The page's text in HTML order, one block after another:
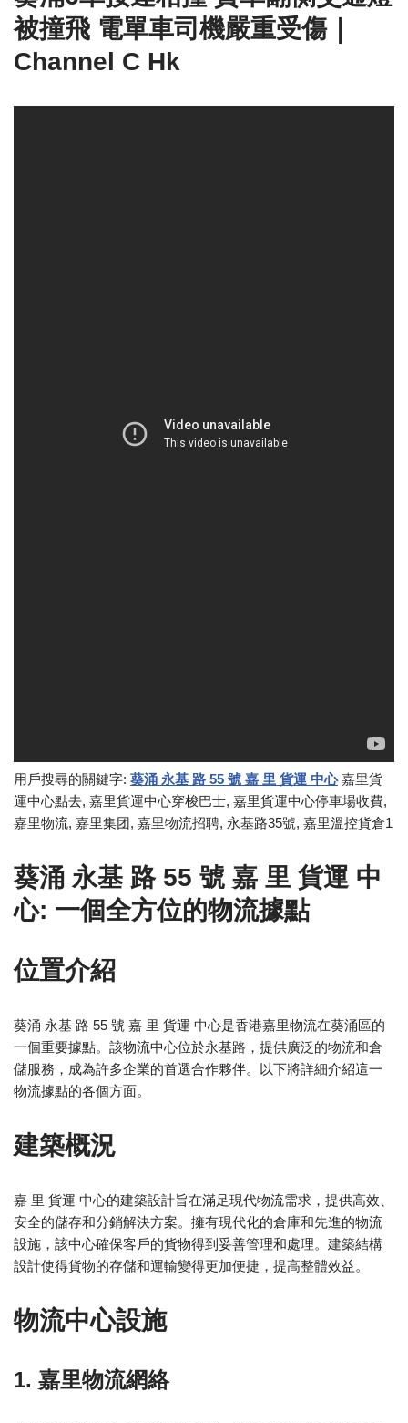
被撞飛 電單車司機嚴重受傷｜
Channel C Hk
用戶搜尋的關鍵字: 葵涌 永基 路 55 號 嘉 里 貨運 中心嘉里貨
運中心點去, 嘉里貨運中心穿梭巴士, 嘉里貨運中心停車場收費,
嘉里物流, 嘉里集团, 嘉里物流招聘, 永基路35號, 嘉里溫控貨倉1
葵涌 永基 路 55 號 嘉 里 貨運 中
心: 一個全方位的物流據點
位置介紹
葵涌 永基 路 55 號 嘉 里 貨運 中心是香港嘉里物流在葵涌區的
一個重要據點。該物流中心位於永基路，提供廣泛的物流和倉
儲服務，成為許多企業的首選合作夥伴。以下將詳細介紹這一
物流據點的各個方面。
建築概況
嘉 里 貨運 中心的建築設計旨在滿足現代物流需求，提供高效、
安全的儲存和分銷解決方案。擁有現代化的倉庫和先進的物流
設施，該中心確保客戶的貨物得到妥善管理和處理。建築結構
設計使得貨物的存儲和運輸變得更加便捷，提高整體效益。
物流中心設施
1. 嘉里物流網絡